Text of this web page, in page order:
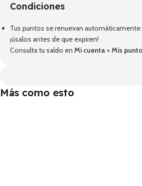
Condiciones
Tus puntos se renuevan automáticamente
¡úsalos antes de que expiren!
Consulta tu saldo en Mi cuenta > Mis
Más como esto